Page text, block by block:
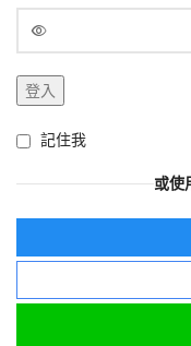
登入
記住我
或使